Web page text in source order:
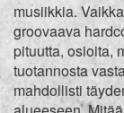
musiikkia.
groovaava
pituutta, osioita,
tuotannosta
mahdollisti